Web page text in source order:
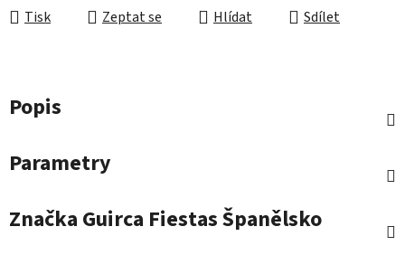
Tisk Zeptat se Hlídat Sdílet
Popis
Parametry
Značka Guirca Fiestas Španělsko